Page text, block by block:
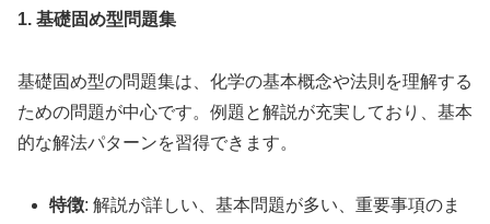
1. 基礎固め型問題集
基礎固め型の問題集は、化学の基本概念や法則を理解する
ための問題が中心です。例題と解説が充実しており、基本
的な解法パターンを習得できます。
特徴: 解説が詳しい、基本問題が多い、重要事項のま